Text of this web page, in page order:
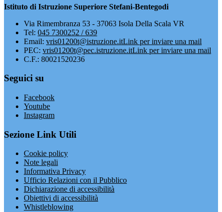
Istituto di Istruzione Superiore Stefani-Bentegodi
Via Rimembranza 53 - 37063 Isola Della Scala VR
Tel: 045 7300252 / 639
Email: vris01200t@istruzione.itLink per inviare una mail
PEC: vris01200t@pec.istruzione.itLink per inviare una mail
C.F.: 80021520236
Seguici su
Facebook
Youtube
Instagram
Sezione Link Utili
Cookie policy
Note legali
Informativa Privacy
Ufficio Relazioni con il Pubblico
Dichiarazione di accessibilità
Obiettivi di accessibilità
Whistleblowing